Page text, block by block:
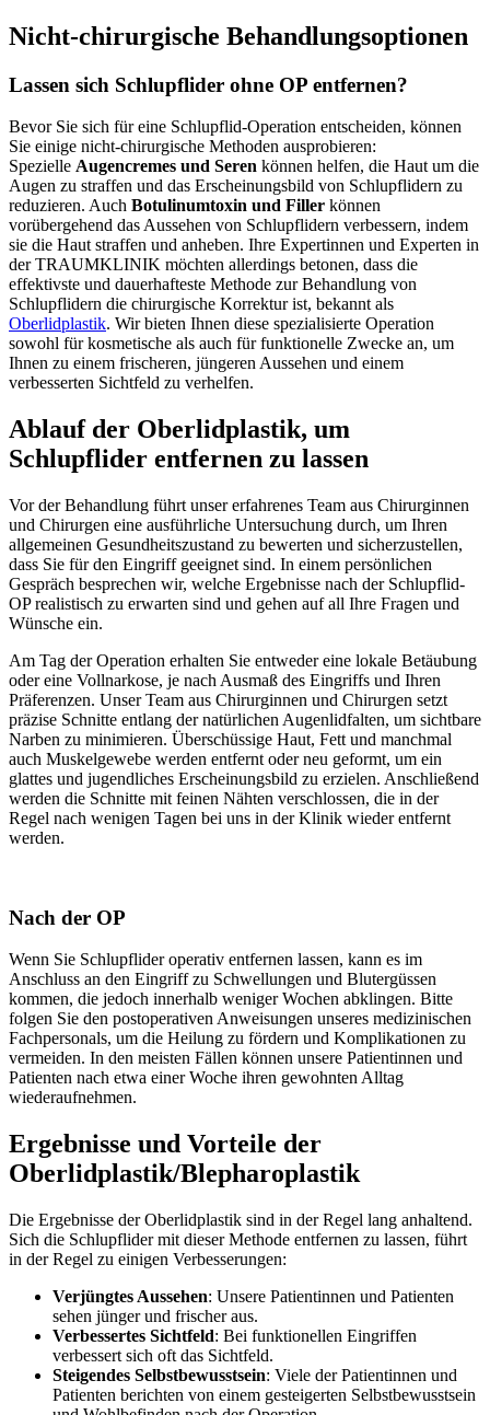
Nicht-chirurgische Behandlungsoptionen
Lassen sich Schlupflider ohne OP entfernen?
Bevor Sie sich für eine Schlupflid-Operation entscheiden, können
Sie einige nicht-chirurgische Methoden ausprobieren:
Spezielle Augencremes und Seren können helfen, die Haut um die
Augen zu straffen und das Erscheinungsbild von Schlupflidern zu
reduzieren. Auch Botulinumtoxin und Filler können
vorübergehend das Aussehen von Schlupflidern verbessern, indem
sie die Haut straffen und anheben. Ihre Expertinnen und Experten in
der TRAUMKLINIK möchten allerdings betonen, dass die
effektivste und dauerhafteste Methode zur Behandlung von
Schlupflidern die chirurgische Korrektur ist, bekannt als
Oberlidplastik. Wir bieten Ihnen diese spezialisierte Operation
sowohl für kosmetische als auch für funktionelle Zwecke an, um
Ihnen zu einem frischeren, jüngeren Aussehen und einem
verbesserten Sichtfeld zu verhelfen.
Ablauf der Oberlidplastik, um
Schlupflider entfernen zu lassen
Vor der Behandlung führt unser erfahrenes Team aus Chirurginnen
und Chirurgen eine ausführliche Untersuchung durch, um Ihren
allgemeinen Gesundheitszustand zu bewerten und sicherzustellen,
dass Sie für den Eingriff geeignet sind. In einem persönlichen
Gespräch besprechen wir, welche Ergebnisse nach der Schlupflid-
OP realistisch zu erwarten sind und gehen auf all Ihre Fragen und
Wünsche ein.
Am Tag der Operation erhalten Sie entweder eine lokale Betäubung
oder eine Vollnarkose, je nach Ausmaß des Eingriffs und Ihren
Präferenzen. Unser Team aus Chirurginnen und Chirurgen setzt
präzise Schnitte entlang der natürlichen Augenlidfalten, um sichtbare
Narben zu minimieren. Überschüssige Haut, Fett und manchmal
auch Muskelgewebe werden entfernt oder neu geformt, um ein
glattes und jugendliches Erscheinungsbild zu erzielen. Anschließend
werden die Schnitte mit feinen Nähten verschlossen, die in der
Regel nach wenigen Tagen bei uns in der Klinik wieder entfernt
werden.
Nach der OP
Wenn Sie Schlupflider operativ entfernen lassen, kann es im
Anschluss an den Eingriff zu Schwellungen und Blutergüssen
kommen, die jedoch innerhalb weniger Wochen abklingen. Bitte
folgen Sie den postoperativen Anweisungen unseres medizinischen
Fachpersonals, um die Heilung zu fördern und Komplikationen zu
vermeiden. In den meisten Fällen können unsere Patientinnen und
Patienten nach etwa einer Woche ihren gewohnten Alltag
wiederaufnehmen.
Ergebnisse und Vorteile der
Oberlidplastik/­Blepharoplastik
Die Ergebnisse der Oberlidplastik sind in der Regel lang anhaltend.
Sich die Schlupflider mit dieser Methode entfernen zu lassen, führt
in der Regel zu einigen Verbesserungen:
Verjüngtes Aussehen: Unsere Patientinnen und Patienten
sehen jünger und frischer aus.
Verbessertes Sichtfeld: Bei funktionellen Eingriffen
verbessert sich oft das Sichtfeld.
Steigendes Selbstbewusstsein: Viele der Patientinnen und
Patienten berichten von einem gesteigerten Selbstbewusstsein